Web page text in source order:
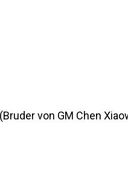
von GM Chen